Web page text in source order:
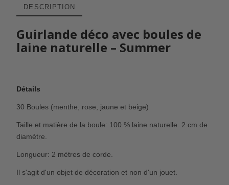
DESCRIPTION
Guirlande déco avec boules de
laine naturelle – Summer
Détails
30 Boules (menthe, rose, jaune et beige)
Taille et matière de la boule: 100 % laine naturelle. 2 cm de
diamètre.
Longueur: 2 mètres de corde.
Il s'agit d'un objet de décoration et non d'un jouet.